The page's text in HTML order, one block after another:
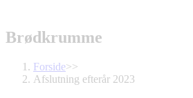
Brødkrumme
Forside>>
Afslutning efterår 2023